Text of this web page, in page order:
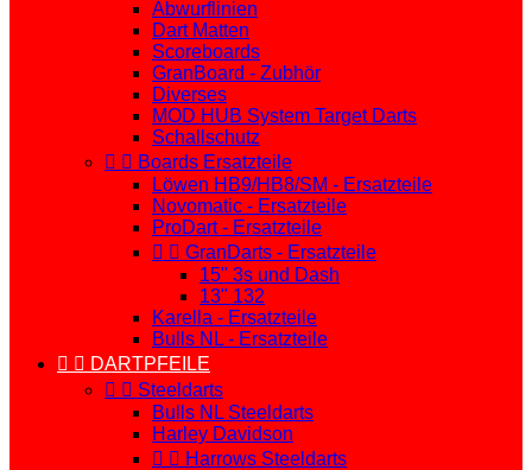
Abwurflinien
Dart Matten
Scoreboards
GranBoard - Zubhör
Diverses
MOD HUB System Target Darts
Schallschutz
  Boards Ersatzteile
Löwen HB9/HB8/SM - Ersatzteile
Novomatic - Ersatzteile
ProDart - Ersatzteile
  GranDarts - Ersatzteile
15" 3s und Dash
13" 132
Karella - Ersatzteile
Bulls NL - Ersatzteile
  DARTPFEILE
  Steeldarts
Bulls NL Steeldarts
Harley Davidson
  Harrows Steeldarts